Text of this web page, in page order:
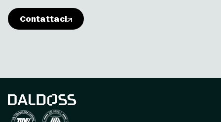
Contattaci